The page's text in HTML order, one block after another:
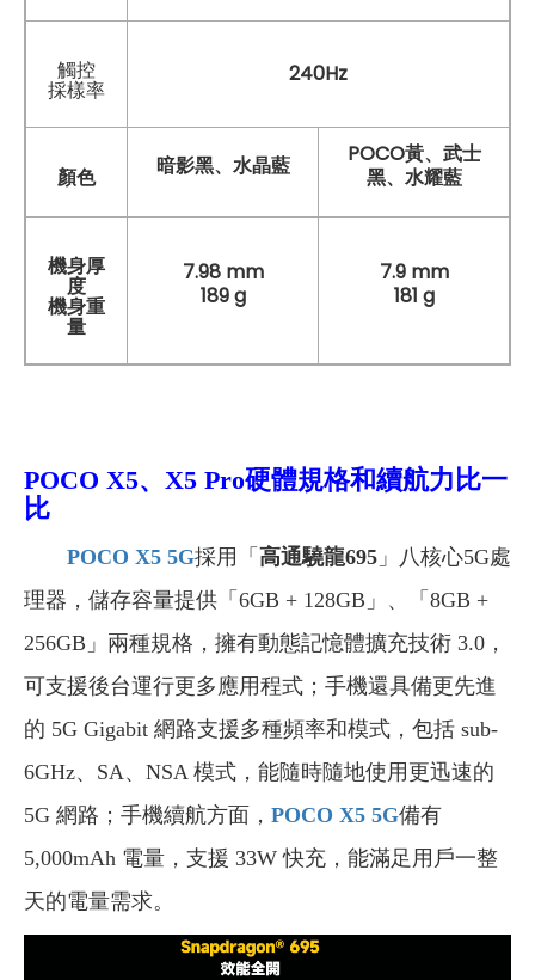
觸控
採樣率
240Hz
顏色 暗影黑、水晶藍
POCO黃、武士
黑、水耀藍
機身厚
度
機身重
量
7.98 mm
189 g
7.9 mm
181 g
POCO X5、X5 Pro硬體規格和續航力比一
比
POCO X5 5G採用「 高通驍龍695 」八核心5G處
理器，儲存容量提供「6GB + 128GB」、「8GB +
256GB」兩種規格，擁有動態記憶體擴充技術 3.0，
可支援後台運行更多應用程式；手機還具備更先進
的 5G Gigabit 網路支援多種頻率和模式，包括 sub-
6GHz、SA、NSA 模式，能隨時隨地使用更迅速的
5G 網路；手機續航方面， POCO X5 5G備有
5,000mAh 電量，支援 33W 快充，能滿足用戶一整
天的電量需求。